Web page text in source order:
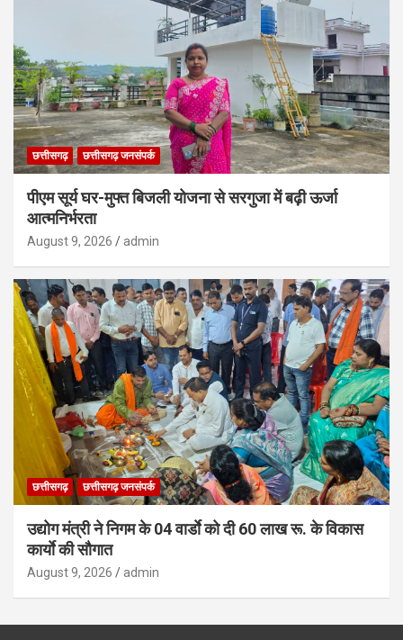
छत्तीसगढ़ छत्तीसगढ़ जनसंपर्क
पीएम सूर्य घर-मुफ्त बिजली योजना से सरगुजा में बढ़ी ऊर्जा
आत्मनिर्भरता
August 9, 2026 admin
छत्तीसगढ़ छत्तीसगढ़ जनसंपर्क
उद्योग मंत्री ने निगम के 04 वार्डाे को दी 60 लाख रू. के विकास
कार्याे की सौगात
August 9, 2026 admin